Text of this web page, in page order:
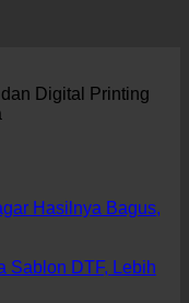
Digital Printing
Hasilnya Bagus,
Sablon DTF, Lebih